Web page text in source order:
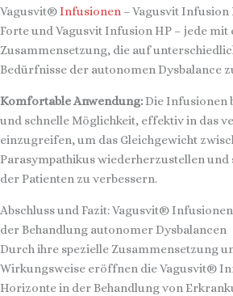
Vagusvit®Infusionen – Vagusvit Infusion
Forte und Vagusvit Infusion HP – jede
Zusammensetzung, die auf
Bedürfnisse der autonomen Dysbalance
Komfortable Anwendung: Die Infusionen
und schnelle Möglichkeit, effektiv in das
einzugreifen, um das Gleichgewicht
Parasympathikus wiederherzustellen und
der Patienten zu verbessern.
Abschluss und Fazit: Vagusvit®
der Behandlung autonomer Dysbalancen
Durch ihre spezielle Zusammensetzung
Wirkungsweise eröffnen die Vagusvit®
Horizonte in der Behandlung von